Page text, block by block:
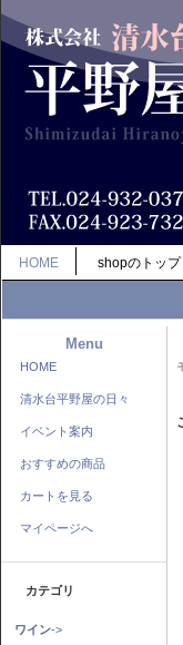
HOME shopのトップ
Menu
HOME
清水台平野屋の日々
イベント案内
おすすめの商品
カートを見る
マイページへ
カテゴリ
ワイン->